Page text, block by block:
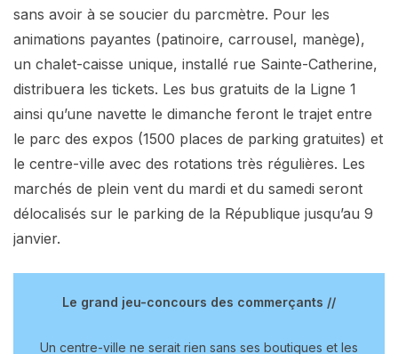
sans avoir à se soucier du parcmètre. Pour les
animations payantes (patinoire, carrousel, manège),
un chalet-caisse unique, installé rue Sainte-Catherine,
distribuera les tickets. Les bus gratuits de la Ligne 1
ainsi qu’une navette le dimanche feront le trajet entre
le parc des expos (1500 places de parking gratuites) et
le centre-ville avec des rotations très régulières. Les
marchés de plein vent du mardi et du samedi seront
délocalisés sur le parking de la République jusqu’au 9
janvier.
Le grand jeu-concours des commerçants //
Un centre-ville ne serait rien sans ses boutiques et les